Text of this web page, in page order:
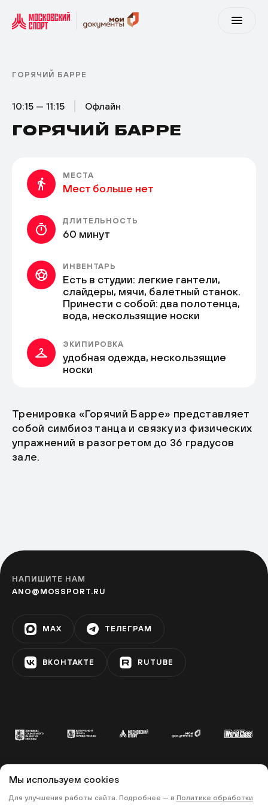
ГОРЯЧИЙ БАРРЕ
10:15 — 11:15 Офлайн
ГОРЯЧИЙ БАРРЕ
МЕСТА
Мест больше нет
ДЛИТЕЛЬНОСТЬ
60 минут
ИНВЕНТАРЬ
Есть в студии: легкие гантели,
слайдеры, мячи, балетный станок.
Принести с собой: два полотенца,
вода, нескользящие носки
ЭКИПИРОВКА
удобная одежда, нескользящие
носки
Тренировка «Горячий Барре» представляет
собой симбиоз танца и связку из физических
упражнений в разогретом до 36 градусов
зале.
НАПИШИТЕ НАМ
ANO@MOSSPORT.RU
MAX ТЕЛЕГРАМ
ВКОНТАКТЕ RUTUBE
© 2022 «МОСКОВСКИЙ СПОРТ»
• ПОЛИТИКА КОНФИДЕНЦИАЛЬНОСТИ •
Мы используем cookies
Для улучшения работы сайта. Подробнее — в Политике обработки